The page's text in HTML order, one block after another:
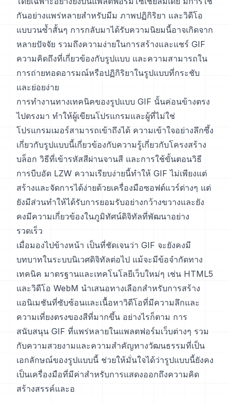
กันอย่างแพร่หลายสำหรับมีม ภาพปฏิกิริยา และวิดีโอ
แบบวนซ้ำสั้นๆ การกลับมาได้รับความนิยมนี้อาจเกิดจาก
หลายปัจจัย รวมถึงความง่ายในการสร้างและแชร์ GIF
ความคิดถึงที่เกี่ยวข้องกับรูปแบบ และความสามารถใน
การถ่ายทอดอารมณ์หรือปฏิกิริยาในรูปแบบที่กระชับ
และย่อยง่าย
การทำงานทางเทคนิคของรูปแบบ GIF นั้นค่อนข้างตรง
ไปตรงมา ทำให้ผู้เขียนโปรแกรมและผู้ที่ไม่ใช่
โปรแกรมเมอร์สามารถเข้าถึงได้ ความเข้าใจอย่างลึกซึ้ง
เกี่ยวกับรูปแบบนี้เกี่ยวข้องกับความรู้เกี่ยวกับโครงสร้าง
บล็อก วิธีที่เข้ารหัสสีผ่านจานสี และการใช้ขั้นตอนวิธี
การบีบอัด LZW ความเรียบง่ายนี้ทำให้ GIF ไม่เพียงแต่
สร้างและจัดการได้ง่ายด้วยเครื่องมือซอฟต์แวร์ต่างๆ แต่
ยังมีส่วนทำให้ได้รับการยอมรับอย่างกว้างขวางและยัง
คงมีความเกี่ยวข้องในภูมิทัศน์ดิจิทัลที่พัฒนาอย่าง
รวดเร็ว
เมื่อมองไปข้างหน้า เป็นที่ชัดเจนว่า GIF จะยังคงมี
บทบาทในระบบนิเวศดิจิทัลต่อไป แม้จะมีข้อจำกัดทาง
เทคนิค มาตรฐานและเทคโนโลยีเว็บใหม่ๆ เช่น HTML5
และวิดีโอ WebM นำเสนอทางเลือกสำหรับการสร้าง
แอนิเมชันที่ซับซ้อนและเนื้อหาวิดีโอที่มีความลึกและ
ความเที่ยงตรงของสีที่มากขึ้น อย่างไรก็ตาม การ
สนับสนุน GIF ที่แพร่หลายในแพลตฟอร์มเว็บต่างๆ รวม
กับความสวยงามและความสำคัญทางวัฒนธรรมที่เป็น
เอกลักษณ์ของรูปแบบนี้ ช่วยให้มั่นใจได้ว่ารูปแบบนี้ยังคง
เป็นเครื่องมือที่มีค่าสำหรับการแสดงออกถึงความคิด
สร้างสรรค์และอ